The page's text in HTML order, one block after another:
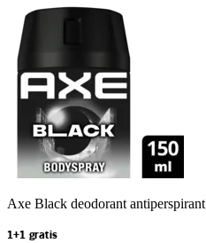
Axe Black deodorant antiperspirant
1+1 gratis